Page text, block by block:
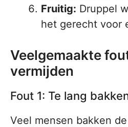
Fruitig: Druppel
het gerecht voor
Veelgemaakte
vermijden
Fout 1: Te lang
Veel mensen bakken